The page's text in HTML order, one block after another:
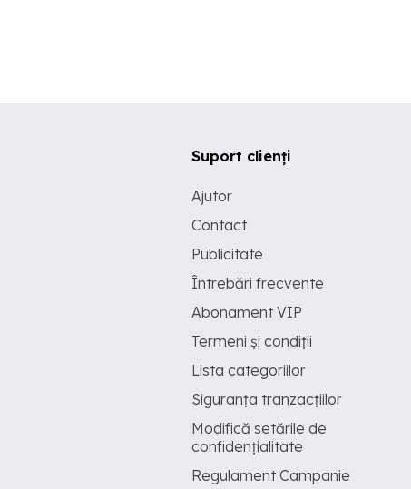
Suport clienți
Ajutor
Contact
Publicitate
Întrebări frecvente
Abonament VIP
Termeni și condiții
Lista categoriilor
Siguranța tranzacțiilor
Modifică setările de
confidențialitate
Regulament Campanie